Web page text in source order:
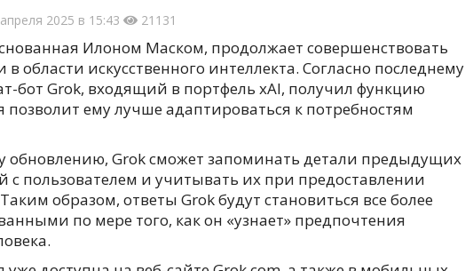
2025 в 15:43 21131
Илоном Маском, продолжает совершенствовать
в области искусственного интеллекта. Согласно последнему
бот Grok, входящий в портфель xAI, получил функцию
позволит ему лучше адаптироваться к потребностям
обновлению, Grok сможет запоминать детали предыдущих
с пользователем и учитывать их при предоставлении
образом, ответы Grok будут становиться все более
по мере того, как он «узнает» предпочтения